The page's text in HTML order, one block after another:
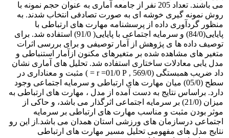
می باشند. تعداد 205 نفر از جامعه آماری به عنوان حجم نمونه با
روش نمونه گیری خوشه ای به صورت تصادفی انتخاب شدند. به
منظور گردآوری داده از پرسشنامه مهارت های ارتباطی با
پایایی(84/0) و سرمایه اجتماعی با پایایی( 91/0) استفاده شد. برای
توصیف داده ها ی پژوهش از آمار توصیفی و برای بررسی اثرات
متغیر های مشاهده شده بر متغیرهای مکنون ازآمار استنباطی و
مدل یابی معادلات ساختاری استفاده شد. تحلیل های آماری نشان
داد ضریب همبستگی (569/0 , r =01/0 P = ) مثبت و معناداری در
سطح (05/0) میان مهارت های ارتباطی و سرمایه اجتماعی وجود
دارد. براساس نتایج به دست آمده از مدل ، مهارت های ارتباطی به
میزان (21/0) بر سرمایه اجتماعی اثرگذار می باشد، و حاکی از
موثر بودن مثبت و مناسب مهارت های ارتباطی بر سرمایه
اجتماعی درسازمان های ورزشی استان همدان می باشد.از این رو
نتایج مدل های مفهومی تحلیل مسیر مهارت های ارتباطی